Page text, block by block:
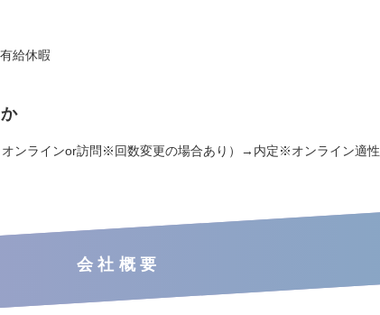
給休暇
ンラインor訪問※回数変更の場合あり）→内定※オンライン適性
会社概要